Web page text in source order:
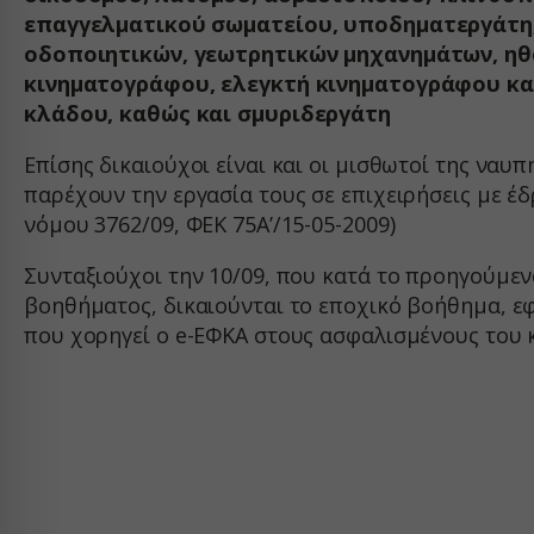
επαγγελματικού σωματείου,
οδοποιητικών, γεωτρητικών μηχανημάτων,
κινηματογράφου, ελεγκτή κινηματογράφου
κλάδου, καθώς και σμυριδεργάτη
Επίσης δικαιούχοι είναι και οι μισθωτοί της
παρέχουν την εργασία τους σε επιχειρήσεις με
νόμου 3762/09, ΦΕΚ 75Α’/15-05-2009)
Συνταξιούχοι την 10/09, που κατά το
βοηθήματος, δικαιούνται το εποχικό βοήθημα,
που χορηγεί ο e-ΕΦΚΑ στους ασφαλισμένους
wp-
wp-
_ga
_ga_*
Οι
_fbp
Αυτά
Αυτή η